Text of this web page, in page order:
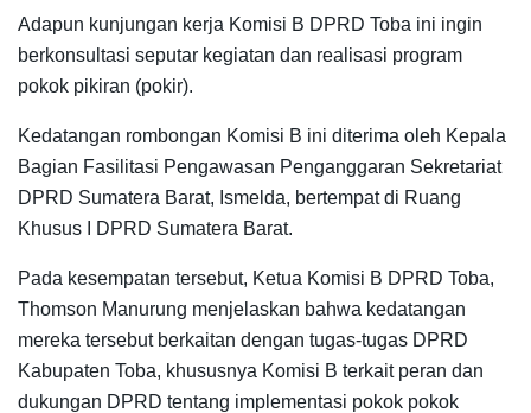
Adapun kunjungan kerja Komisi B DPRD Toba ini ingin
berkonsultasi seputar kegiatan dan realisasi program
pokok pikiran (pokir).
Kedatangan rombongan Komisi B ini diterima oleh Kepala
Bagian Fasilitasi Pengawasan Penganggaran Sekretariat
DPRD Sumatera Barat, Ismelda, bertempat di Ruang
Khusus I DPRD Sumatera Barat.
Pada kesempatan tersebut, Ketua Komisi B DPRD Toba,
Thomson Manurung menjelaskan bahwa kedatangan
mereka tersebut berkaitan dengan tugas-tugas DPRD
Kabupaten Toba, khususnya Komisi B terkait peran dan
dukungan DPRD tentang implementasi pokok pokok